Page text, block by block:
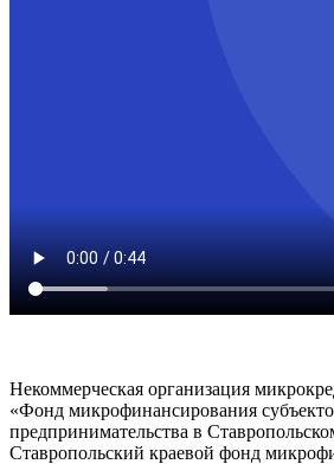
Некоммерческая организация
«Фонд микрофинансирования
предпринимательства в
Ставропольский краевой фонд